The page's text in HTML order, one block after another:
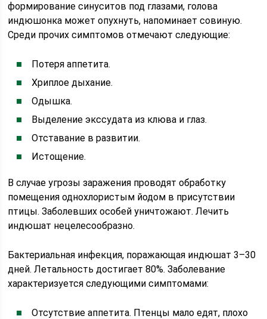
формирование синуситов под глазами, голова
индюшонка может опухнуть, напоминает совиную.
Среди прочих симптомов отмечают следующие:
Потеря аппетита.
Хриплое дыхание.
Одышка.
Выделение экссудата из клюва и глаз.
Отставание в развитии.
Истощение.
В случае угрозы заражения проводят обработку
помещения однохлористым йодом в присутствии
птицы. Заболевших особей уничтожают. Лечить
индюшат нецелесообразно.
Бактериальная инфекция, поражающая индюшат 3–30
дней. Летальность достигает 80%. Заболевание
характеризуется следующими симптомами:
Отсутствие аппетита. Птенцы мало едят, плохо